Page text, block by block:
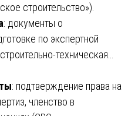
строительство»).
: документы о
по экспертной
техническая…
: подтверждение права на
членство в